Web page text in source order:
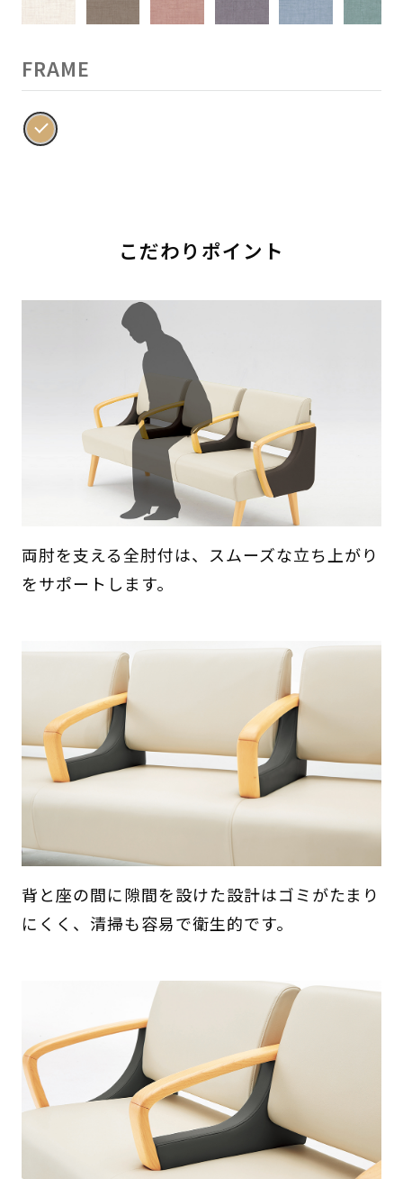
FRAME
こだわりポイント
両肘を支える全肘付は、スムーズな立ち上がり
をサポートします。
背と座の間に隙間を設けた設計はゴミがたまり
にくく、清掃も容易で衛生的です。